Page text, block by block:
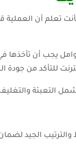
تعلم أن العملية
يجب أن تأخذها في
للتأكد من جودة
التعبئة
الجيد لضمان